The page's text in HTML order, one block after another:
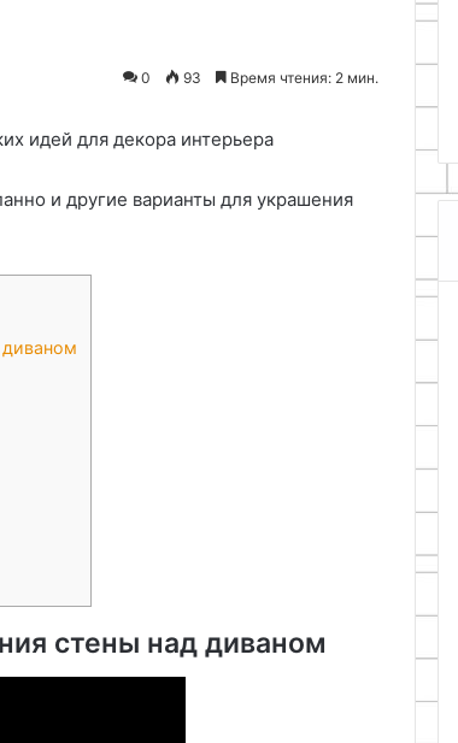
0 93 Время чтения: 2 мин.
и другие варианты для украшения
стены над диваном
осенней окулировки и